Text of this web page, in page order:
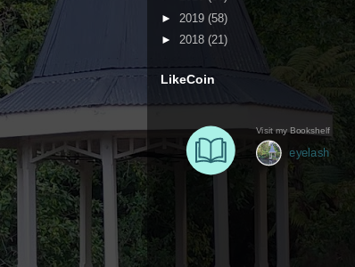
► 2019 (58)
► 2018 (21)
LikeCoin